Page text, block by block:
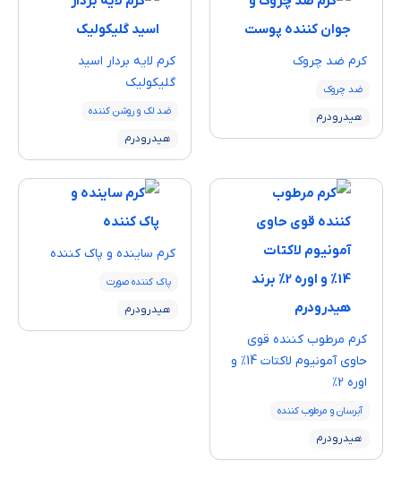
كرم ضد چروک
ضد چروک
هیدرودرم
كرم لايه بردار اسید
گلیکولیک
ضد لک و روشن کننده
هیدرودرم
كرم مرطوب كننده قوی
حاوی آمونیوم لاکتات 14% و
اوره 2%
آبرسان و مرطوب کننده
هیدرودرم
كرم ساينده و پاک كننده
پاک کننده صورت
هیدرودرم